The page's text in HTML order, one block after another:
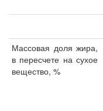
Массовая доля жира,
в пересчете на сухое
вещество, %